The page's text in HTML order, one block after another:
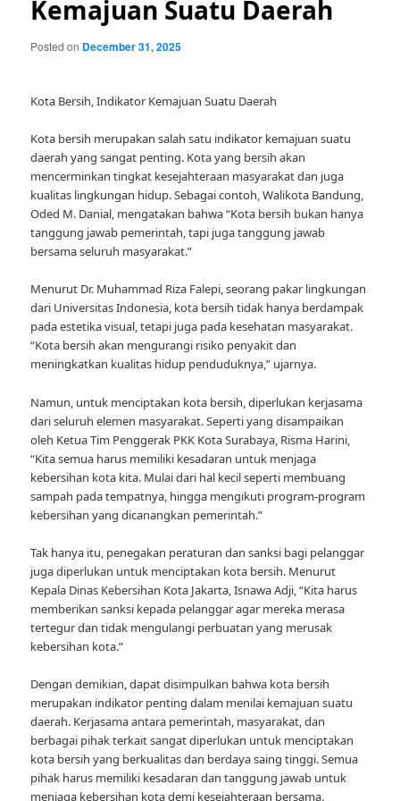
Kemajuan Suatu Daerah
Posted on December 31, 2025
Kota Bersih, Indikator Kemajuan Suatu Daerah
Kota bersih merupakan salah satu indikator kemajuan suatu
daerah yang sangat penting. Kota yang bersih akan
mencerminkan tingkat kesejahteraan masyarakat dan juga
kualitas lingkungan hidup. Sebagai contoh, Walikota Bandung,
Oded M. Danial, mengatakan bahwa “Kota bersih bukan hanya
tanggung jawab pemerintah, tapi juga tanggung jawab
bersama seluruh masyarakat.”
Menurut Dr. Muhammad Riza Falepi, seorang pakar lingkungan
dari Universitas Indonesia, kota bersih tidak hanya berdampak
pada estetika visual, tetapi juga pada kesehatan masyarakat.
“Kota bersih akan mengurangi risiko penyakit dan
meningkatkan kualitas hidup penduduknya,” ujarnya.
Namun, untuk menciptakan kota bersih, diperlukan kerjasama
dari seluruh elemen masyarakat. Seperti yang disampaikan
oleh Ketua Tim Penggerak PKK Kota Surabaya, Risma Harini,
“Kita semua harus memiliki kesadaran untuk menjaga
kebersihan kota kita. Mulai dari hal kecil seperti membuang
sampah pada tempatnya, hingga mengikuti program-program
kebersihan yang dicanangkan pemerintah.”
Tak hanya itu, penegakan peraturan dan sanksi bagi pelanggar
juga diperlukan untuk menciptakan kota bersih. Menurut
Kepala Dinas Kebersihan Kota Jakarta, Isnawa Adji, “Kita harus
memberikan sanksi kepada pelanggar agar mereka merasa
tertegur dan tidak mengulangi perbuatan yang merusak
kebersihan kota.”
Dengan demikian, dapat disimpulkan bahwa kota bersih
merupakan indikator penting dalam menilai kemajuan suatu
daerah. Kerjasama antara pemerintah, masyarakat, dan
berbagai pihak terkait sangat diperlukan untuk menciptakan
kota bersih yang berkualitas dan berdaya saing tinggi. Semua
pihak harus memiliki kesadaran dan tanggung jawab untuk
menjaga kebersihan kota demi kesejahteraan bersama.